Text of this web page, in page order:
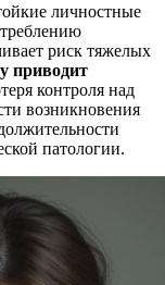
личностные
риск тяжелых
приводит
контроля над
возникновения
патологии.